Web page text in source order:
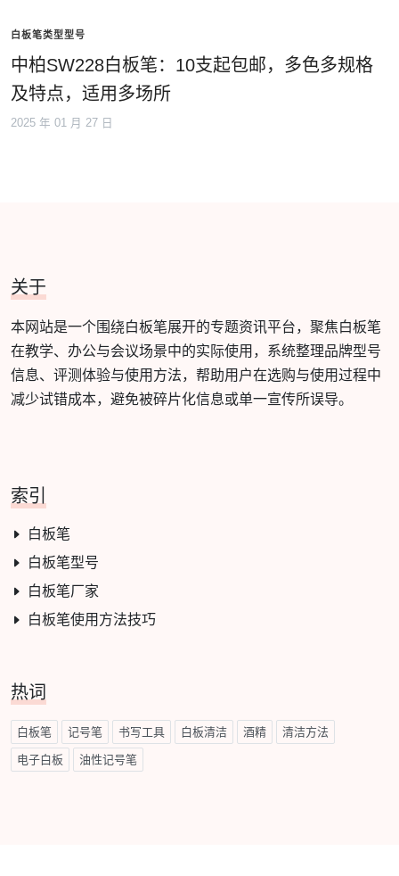
白板笔类型型号
中柏SW228白板笔：10支起包邮，多色多规格
及特点，适用多场所
2025 年 01 月 27 日
关于
本网站是一个围绕白板笔展开的专题资讯平台，聚焦白板笔
在教学、办公与会议场景中的实际使用，系统整理品牌型号
信息、评测体验与使用方法，帮助用户在选购与使用过程中
减少试错成本，避免被碎片化信息或单一宣传所误导。
索引
白板笔
白板笔型号
白板笔厂家
白板笔使用方法技巧
热词
白板笔 记号笔 书写工具 白板清洁 酒精 清洁方法
电子白板 油性记号笔